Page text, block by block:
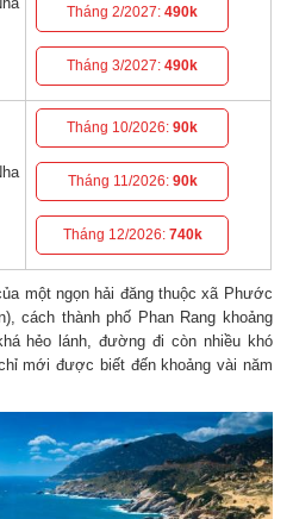
Tháng 2/2027:490k
Tháng 3/2027:490k
Tháng 10/2026:90k
Tháng 11/2026: 90k
Tháng 12/2026: 740k
một ngọn hải đăng thuộc xã Phước
cách thành phố Phan Rang khoảng
hẻo lánh, đường đi còn nhiều khó
mới được biết đến khoảng vài năm